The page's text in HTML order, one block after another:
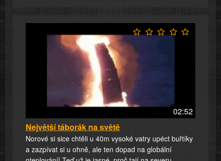
02:52
Největší táborák na světě
Norové si sice chtěli u 40m vysoké vatry upéct buřtíky
a zazpívat si u ohně, ale ten dopad na globální